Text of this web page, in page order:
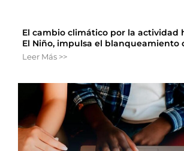
El cambio climático por la actividad
El Niño, impulsa el blanqueamiento
Leer Más >>